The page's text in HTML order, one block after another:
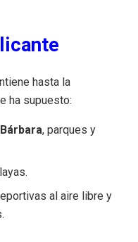
hasta la
ha supuesto:
, parques y
al aire libre y